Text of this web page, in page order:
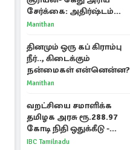
சேர்க்கை: அதிர்ஷ்டம்
பெறும் 3 ராசிகள்!
Manithan
தினமும் ஒரு கப் கிராம்பு
நீர்.., கிடைக்கும்
நன்மைகள் என்னென்ன?
Manithan
வறட்சியை சமாளிக்க
தமிழக அரசு ரூ.288.97
கோடி நிதி ஒதுக்கீடு -
வெளியான அரசாணை
IBC Tamilnadu